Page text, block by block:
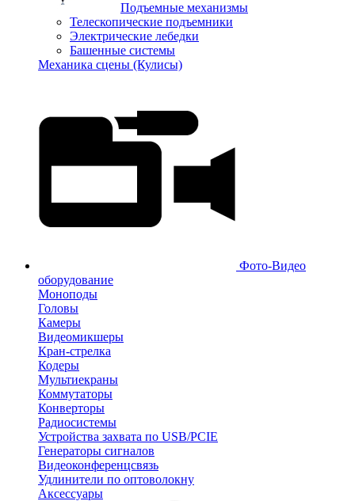
Подъемные механизмы
Телескопические подъемники
Электрические лебедки
Башенные системы
Механика сцены (Кулисы)
Фото-Видео
оборудование
Моноподы
Головы
Камеры
Видеомикшеры
Кран-стрелка
Кодеры
Мультиекраны
Коммутаторы
Конверторы
Радиосистемы
Устройства захвата по USB/PCIE
Генераторы сигналов
Видеоконференцсвязь
Удлинители по оптоволокну
Аксессуары